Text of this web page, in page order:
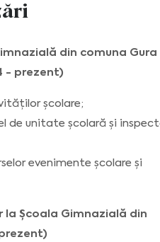
din comuna Gura
- prezent)
școlare;
de unitate școlară și
evenimente școlare și
Școala Gimnazială din